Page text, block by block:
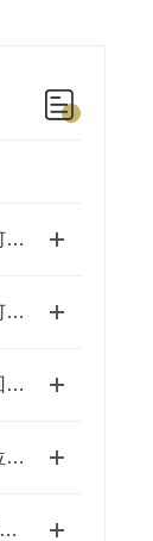
气动蝶阀执行器的故障如何排除
电控系统执行器的工作如何控制
电动止回阀厂家：电动止回阀的工作原理
电动执行器如何实现开到位关到位显示
工业管道的“钢铁卫士”：硬密封电动闸阀的技术解析与应用实践